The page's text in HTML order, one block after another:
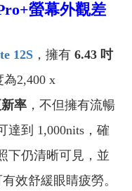
螢幕外觀差
12S ，擁有 6.43 吋
為2,400 x
率 ，不但擁有流暢
達到 1,000nits，確
下仍清晰可見，並
有效舒緩眼睛疲勞。